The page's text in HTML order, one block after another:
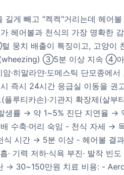
길게 빼고 "켁켁"거리는데 헤어
가 헤어볼과 천식의 가장 명확
뭉치 배출이 특징이고, 고양이
③5분 이상 지속 ④아
·히말라얀·도메스틱 단모종에
즉시 24시간 응급실 이동을 권
플루티카손)·기관지 확장제(살
생률 → 약 1~5% 진단 지연율
수축·머리 숙임 - 천식 자세 →
시간 → 5분 이상 - 헤어볼 결
· 기력 저하·식욕 부진· 발작
→ 30~150만원 치료 비용: -